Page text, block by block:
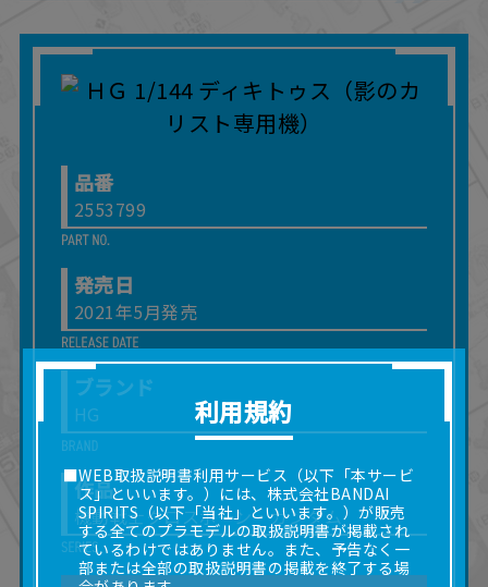
品番
2553799
発売日
2021年5月発売
ブランド
HG
作品
機動戦士クロスボーン・ガンダム
利用規約
■WEB取扱説明書利用サービス（以下「本サービ
ス」といいます。）には、株式会社BANDAI
SPIRITS（以下「当社」といいます。）が販売
する全てのプラモデルの取扱説明書が掲載され
ているわけではありません。また、予告なく一
部または全部の取扱説明書の掲載を終了する場